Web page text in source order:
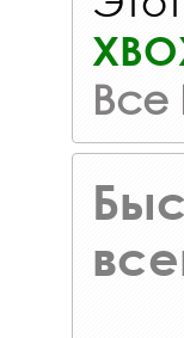
Все